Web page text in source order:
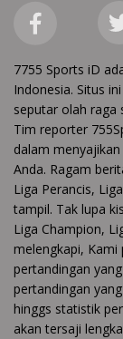
7755 Sports iD
Indonesia. Situs
seputar olah raga
Tim reporter
dalam
Anda. Ragam
Liga Perancis,
tampil. Tak lupa
Liga Champion,
melengkapi,
pertandingan
pertandingan
hinggs statistik
akan tersaji